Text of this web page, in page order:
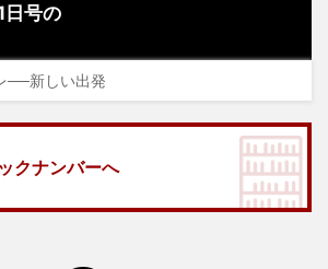
号の
──新しい出発
クナンバーへ